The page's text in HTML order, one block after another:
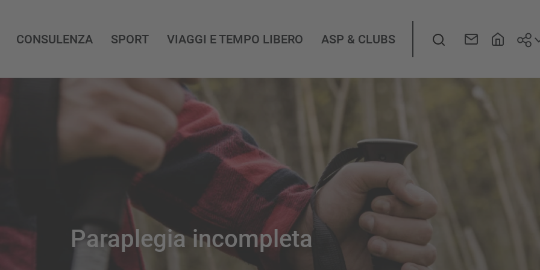
CONSULENZA SPORT VIAGGI E TEMPO LIBERO ASP & CLUBS
Paraplegia incompleta